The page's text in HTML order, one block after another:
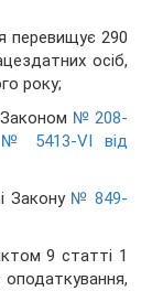
перевищує 290
осіб,
року;
№ 208-
№ 5413-VI від
Закону № 849-
9 статті 1